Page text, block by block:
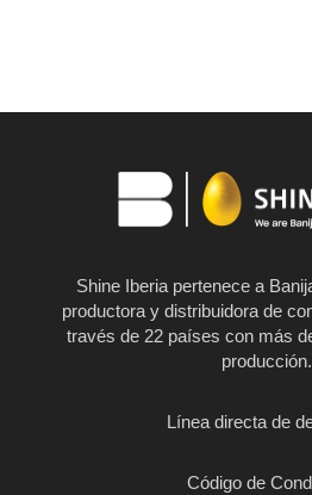
Shine Iberia pertenece a
productora y distribuidora de
través de 22 países con más
producción.
Línea directa de
Código de